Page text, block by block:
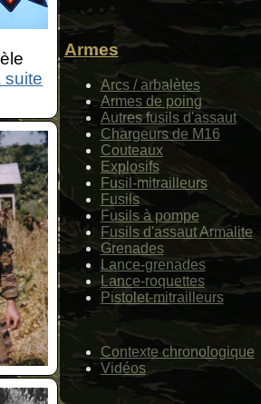
suite
Armes
Arcs / arbalètes
Armes de poing
Autres fusils d'assaut
Chargeurs de M16
Couteaux
Explosifs
Fusil-mitrailleurs
Fusils
Fusils à pompe
Fusils d'assaut Armalite
Grenades
Lance-grenades
Lance-roquettes
Pistolet-mitrailleurs
Contexte chronologique
Vidéos